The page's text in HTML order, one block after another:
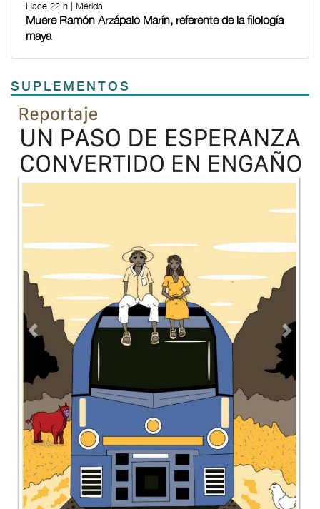
Hace 22 h | Mérida
Muere Ramón Arzápalo Marín, referente de la filología
maya
SUPLEMENTOS
Previous Next